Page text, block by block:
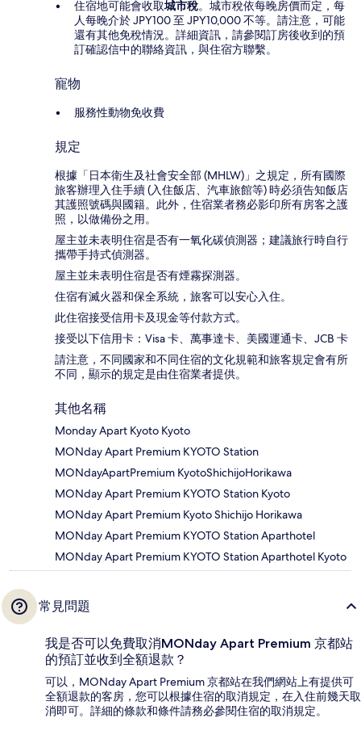
住宿地可能會收取城市稅。城市稅依每晚房價而定，每
人每晚介於 JPY100 至 JPY10,000 不等。請注意，可能
還有其他免稅情況。詳細資訊，請參閱訂房後收到的預
訂確認信中的聯絡資訊，與住宿方聯繫。
寵物
服務性動物免收費
規定
根據「日本衛生及社會安全部 (MHLW)」之規定，所有國際
旅客辦理入住手續 (入住飯店、汽車旅館等) 時必須告知飯店
其護照號碼與國籍。此外，住宿業者務必影印所有房客之護
照，以做備份之用。
屋主並未表明住宿是否有一氧化碳偵測器；建議旅行時自行
攜帶手持式偵測器。
屋主並未表明住宿是否有煙霧探測器。
住宿有滅火器和保全系統，旅客可以安心入住。
此住宿接受信用卡及現金等付款方式。
接受以下信用卡：Visa 卡、萬事達卡、美國運通卡、JCB 卡
請注意，不同國家和不同住宿的文化規範和旅客規定會有所
不同，顯示的規定是由住宿業者提供。
其他名稱
Monday Apart Kyoto Kyoto
MONday Apart Premium KYOTO Station
MONdayApartPremium KyotoShichijoHorikawa
MONday Apart Premium KYOTO Station Kyoto
MONday Apart Premium Kyoto Shichijo Horikawa
MONday Apart Premium KYOTO Station Aparthotel
MONday Apart Premium KYOTO Station Aparthotel Kyoto
常見問題
我是否可以免費取消MONday Apart Premium 京都站
的預訂並收到全額退款？
可以，MONday Apart Premium 京都站在我們網站上有提供可
全額退款的客房，您可以根據住宿的取消規定，在入住前幾天取
消即可。詳細的條款和條件請務必參閱住宿的取消規定。